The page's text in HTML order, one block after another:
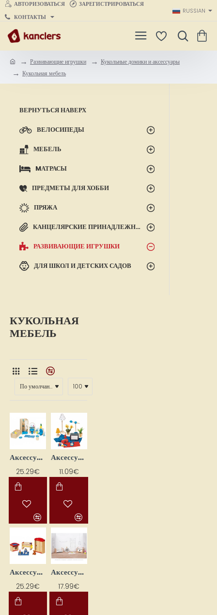
АВТОРИЗОВАТЬСЯ
ЗАРЕГИСТРИРОВАТЬСЯ
КОНТАКТЫ
RUSSIAN
m
Развивающие игрушки
Кукольные домики и аксессуары
Кукольная мебель
ВЕРНУТЬСЯ НАВЕРХ
ВЕЛОСИПЕДЫ
МЕБЕЛЬ
MАТРАСЫ
ПРЕДМЕТЫ ДЛЯ ХОББИ
ПРЯЖА
КАНЦЕЛЯРСКИЕ ПРИНАДЛЕЖНОСТИ
РАЗВИВАЮЩИЕ ИГРУШКИ
ДЛЯ ШКОЛ И ДЕТСКИХ САДОВ
КУКОЛЬНАЯ
МЕБЕЛЬ
Аксессуары для кукол "Ванная комната"
25.29€
Аксессуары для кукол "Гостиная и спальня" (17 шт.)
11.09€
Аксессуары для кукол "Детская 2"
25.29€
Аксессуары для кукол "Детская" (5 шт.)
17.99€